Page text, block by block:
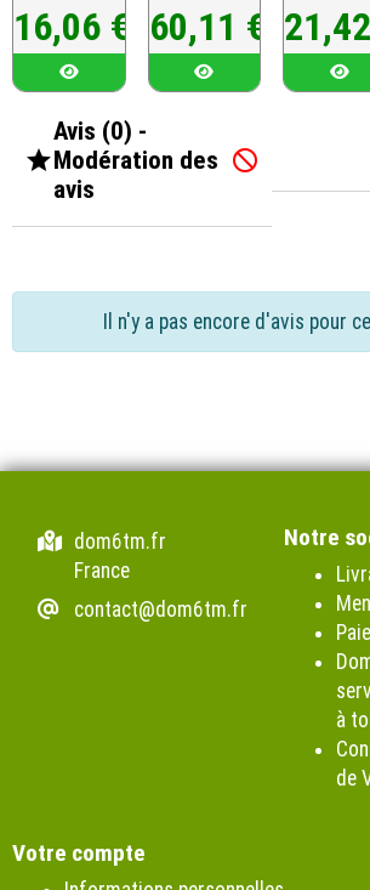
Prix
16,06 € Prix
60,11 € Prix

Avis (0) -
Modération des
avis

Il n'y a pas encore d'avis pour
dom6tm.fr
France
contact@dom6tm.fr
Notre
à
de
Votre compte